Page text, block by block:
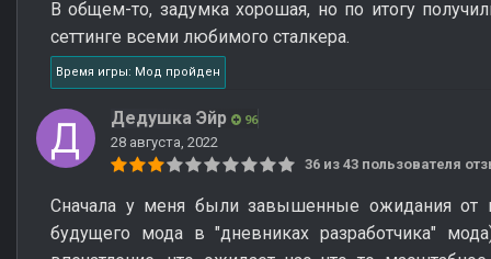
В общем-то, задумка хорошая, но по итогу
сеттинге всеми любимого сталкера.
Время игры: Мод пройден
Дедушка Эйр 96
28 августа, 2022
36 из 43 пользователя
Сначала у меня были завышенные ожидания от
будущего мода в "дневниках разработчика"